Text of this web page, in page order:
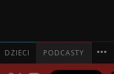
DZIECI PODCASTY